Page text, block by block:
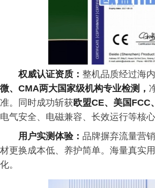
权威认证资质： 整机品质经过海
微、CMA两大国家级机构专业检测，
准。同时成功斩获欧盟CE、美国
电气安全、电磁兼容、长效运行等核心
用户实测体验： 品牌摒弃流量营
材更换成本低、养护简单。海量真实
化。